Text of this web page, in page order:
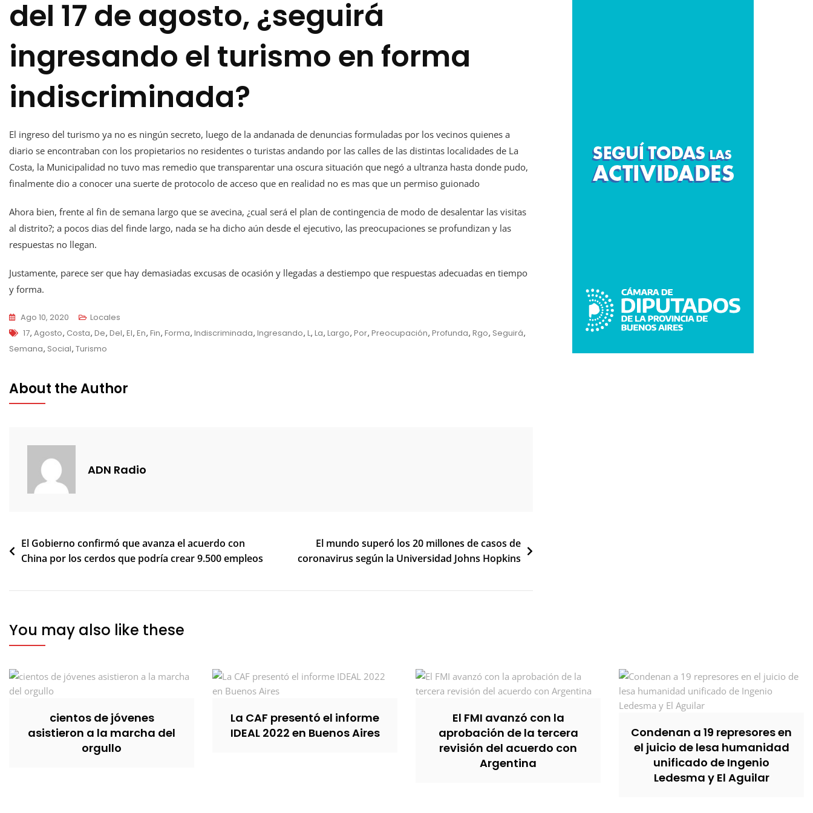
del 17 de agosto, ¿seguirá
ingresando el turismo en forma
indiscriminada?
El ingreso del turismo ya no es ningún secreto, luego de la andanada de denuncias formuladas por los vecinos quienes a
diario se encontraban con los propietarios no residentes o turistas andando por las calles de las distintas localidades de La
Costa, la Municipalidad no tuvo mas remedio que transparentar una oscura situación que negó a ultranza hasta donde pudo,
finalmente dio a conocer una suerte de protocolo de acceso que en realidad no es mas que un permiso guionado
Ahora bien, frente al fin de semana largo que se avecina, ¿cual será el plan de contingencia de modo de desalentar las visitas
al distrito?; a pocos dias del finde largo, nada se ha dicho aún desde el ejecutivo, las preocupaciones se profundizan y las
respuestas no llegan.
Justamente, parece ser que hay demasiadas excusas de ocasión y llegadas a destiempo que respuestas adecuadas en tiempo
y forma.
Ago 10, 2020
Locales
Tags
17, Agosto, Costa, De, Del, El, En, Fin, Forma, Indiscriminada, Ingresando, L, La, Largo, Por, Preocupación, Profunda, Rgo, Seguirá,
Semana, Social, Turismo
About the Author
ADN Radio
Navegación
de
entradas
El Gobierno confirmó que avanza el acuerdo con
China por los cerdos que podría crear 9.500 empleos
El mundo superó los 20 millones de casos de
coronavirus según la Universidad Johns Hopkins
You may also like these
cientos de jóvenes
asistieron a la marcha del
orgullo
La CAF presentó el informe
IDEAL 2022 en Buenos Aires
El FMI avanzó con la
aprobación de la tercera
revisión del acuerdo con
Argentina
Condenan a 19 represores en
el juicio de lesa humanidad
unificado de Ingenio
Ledesma y El Aguilar